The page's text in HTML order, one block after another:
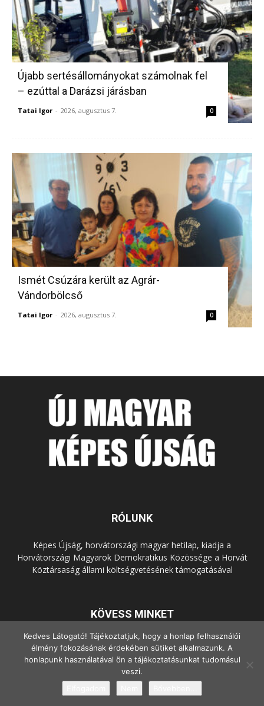
Újabb sertésállományokat számolnak fel
– ezúttal a Darázsi járásban
Tatai Igor - 2026, augusztus 7. 0
Ismét Csúzára került az Agrár-
Vándorbölcső
Tatai Igor - 2026, augusztus 7. 0
RÓLUNK
Képes Újság, horvátországi magyar hetilap, kiadja a
Horvátországi Magyarok Demokratikus Közössége a Horvát
Köztársaság állami költségvetésének támogatásával
KÖVESS MINKET
© Copyright - 2022 Minden jog fenntartva.
Kedves Látogató! Tájékoztatjuk, hogy a honlap felhasználói
élmény fokozásának érdekében sütiket alkalmazunk. A
honlapunk használatával ön a tájékoztatásunkat tudomásul
veszi.